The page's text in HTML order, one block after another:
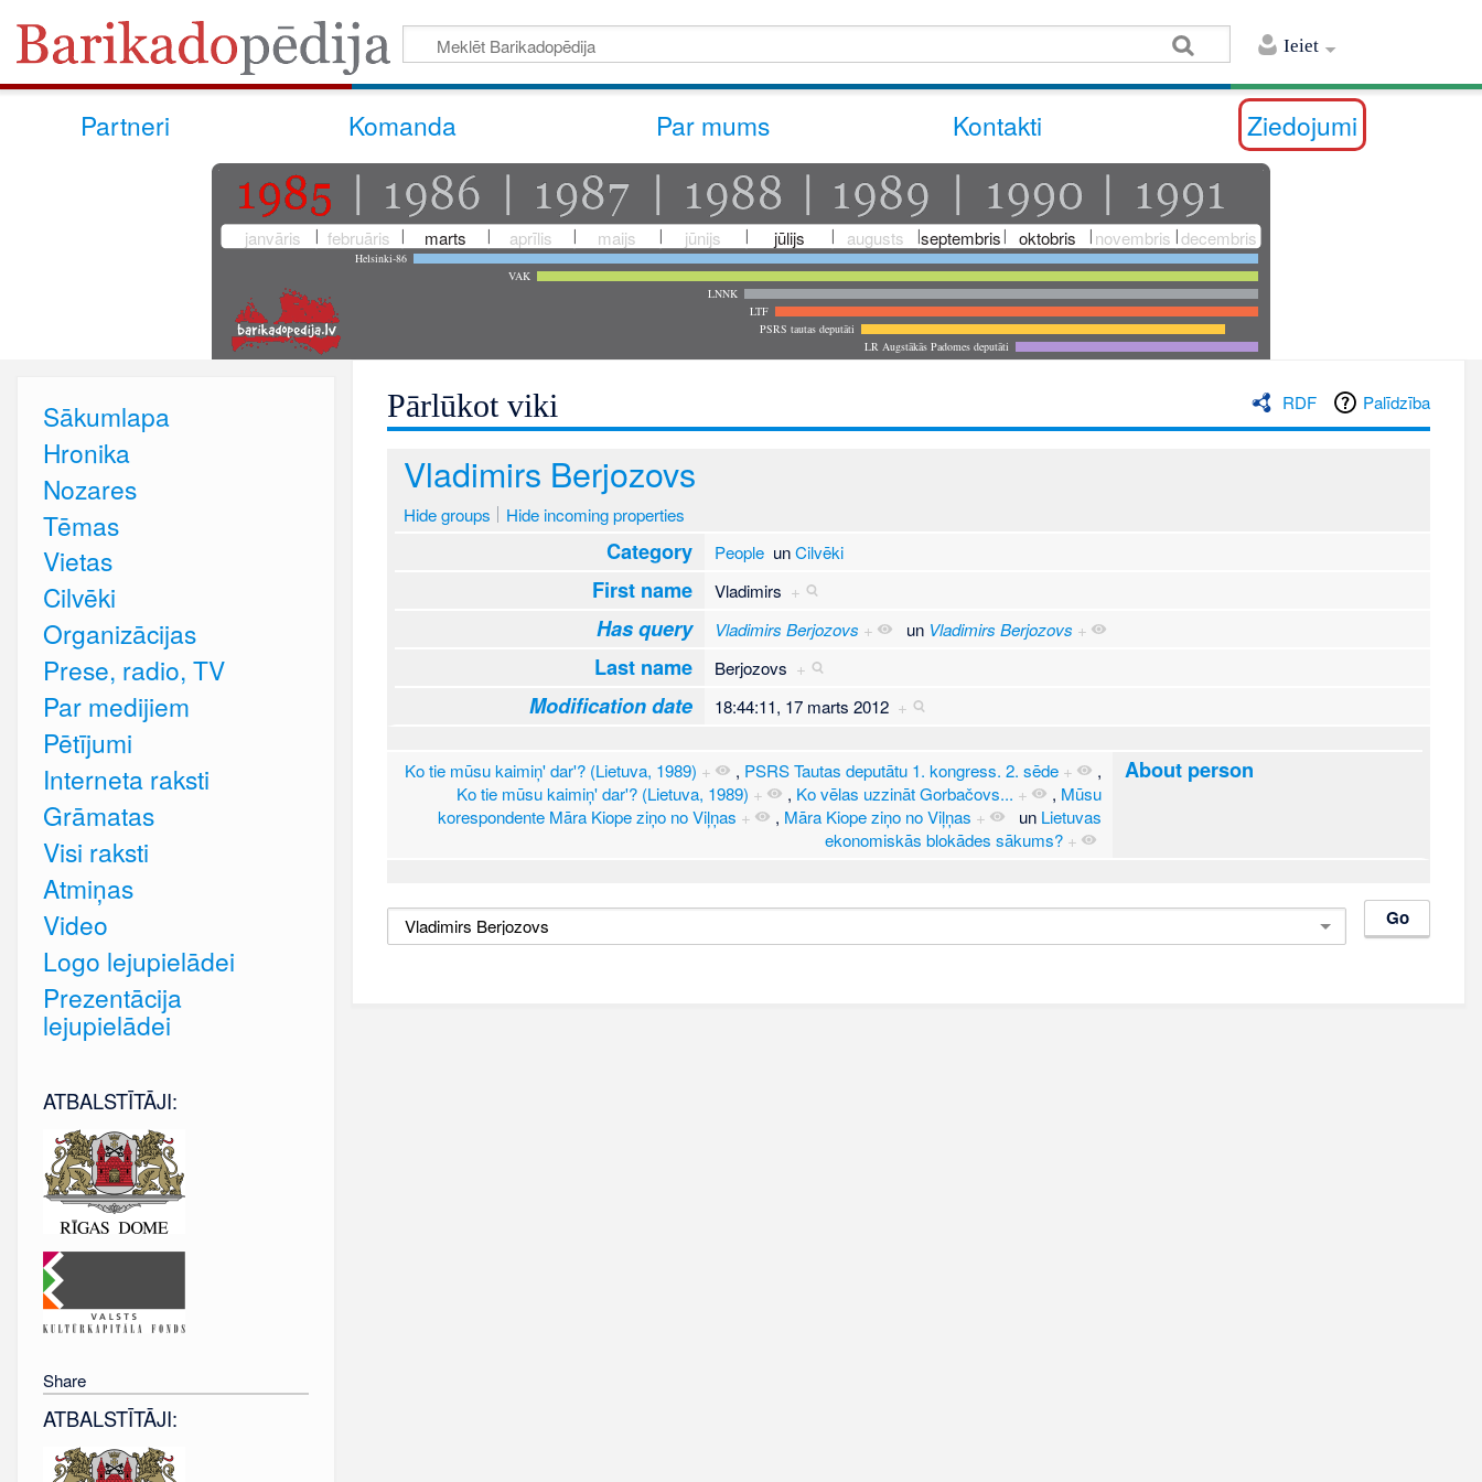
Ieiet
Partneri Komanda Par mums Kontakti Ziedojumi
janvāris februāris marts aprīlis maijs jūnijs jūlijs augusts septembris oktobris novembris decembris
Helsinki-86
VAK
LNNK
LTF
PSRS tautas deputāti
LR Augstākās Padomes deputāti
RDF Palīdzība
Pārlūkot viki
Vladimirs Berjozovs
Hide groups Hide incoming properties
Category PeopleunCilvēki
First name Vladimirs +
Has query Vladimirs Berjozovs + un Vladimirs Berjozovs +
Last name Berjozovs +
Modification date 18:44:11, 17 marts 2012 +
Ko tie mūsu kaimiņ' dar'? (Lietuva, 1989) + , PSRS Tautas deputātu 1. kongress. 2. sēde +
,
Ko tie mūsu kaimiņ' dar'? (Lietuva, 1989) + , Ko vēlas uzzināt Gorbačovs... + , Mūsu
korespondente Māra Kiope ziņo no Viļņas + , Māra Kiope ziņo no Viļņas + un Lietuvas
ekonomiskās blokādes sākums? +
About person
Sākumlapa
Hronika
Nozares
Tēmas
Vietas
Cilvēki
Organizācijas
Prese, radio, TV
Par medijiem
Pētījumi
Interneta raksti
Grāmatas
Visi raksti
Atmiņas
Video
Logo lejupielādei
Prezentācija
lejupielādei
ATBALSTĪTĀJI:
Share
ATBALSTĪTĀJI: